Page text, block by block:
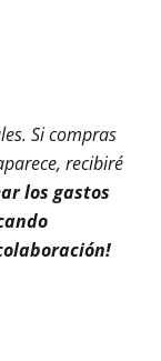
Si compras
recibiré
los gastos